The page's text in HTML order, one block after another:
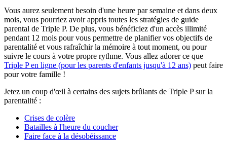
Vous aurez seulement besoin d'une heure par semaine et dans deux
mois, vous pourriez avoir appris toutes les stratégies de guide
parental de Triple P. De plus, vous bénéficiez d'un accès illimité
pendant 12 mois pour vous permettre de planifier vos objectifs de
parentalité et vous rafraîchir la mémoire à tout moment, ou pour
suivre le cours à votre propre rythme. Vous allez adorer ce que
Triple P en ligne (pour les parents d'enfants jusqu'à 12 ans) peut faire
pour votre famille !
Jetez un coup d'œil à certains des sujets brûlants de Triple P sur la
parentalité :
Crises de colère
Batailles à l'heure du coucher
Faire face à la désobéissance